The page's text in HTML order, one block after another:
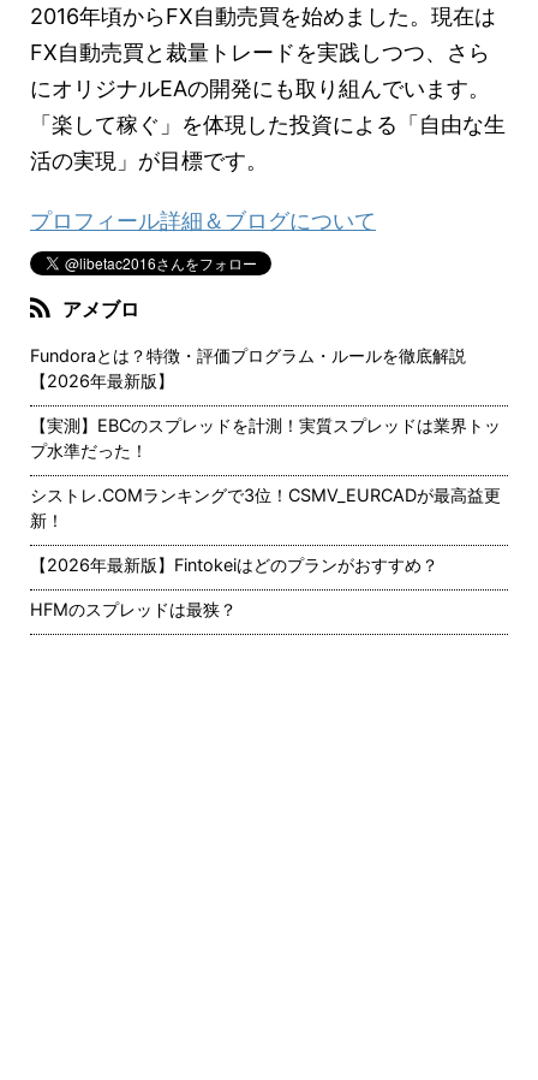
2016年頃からFX自動売買を始めました。現在は
FX自動売買と裁量トレードを実践しつつ、さら
にオリジナルEAの開発にも取り組んでいます。
「楽して稼ぐ」を体現した投資による「自由な生
活の実現」が目標です。
プロフィール詳細＆ブログについて
アメブロ
Fundoraとは？特徴・評価プログラム・ルールを徹底解説
【2026年最新版】
【実測】EBCのスプレッドを計測！実質スプレッドは業界トッ
プ水準だった！
シストレ.COMランキングで3位！CSMV_EURCADが最高益更
新！
【2026年最新版】Fintokeiはどのプランがおすすめ？
HFMのスプレッドは最狭？